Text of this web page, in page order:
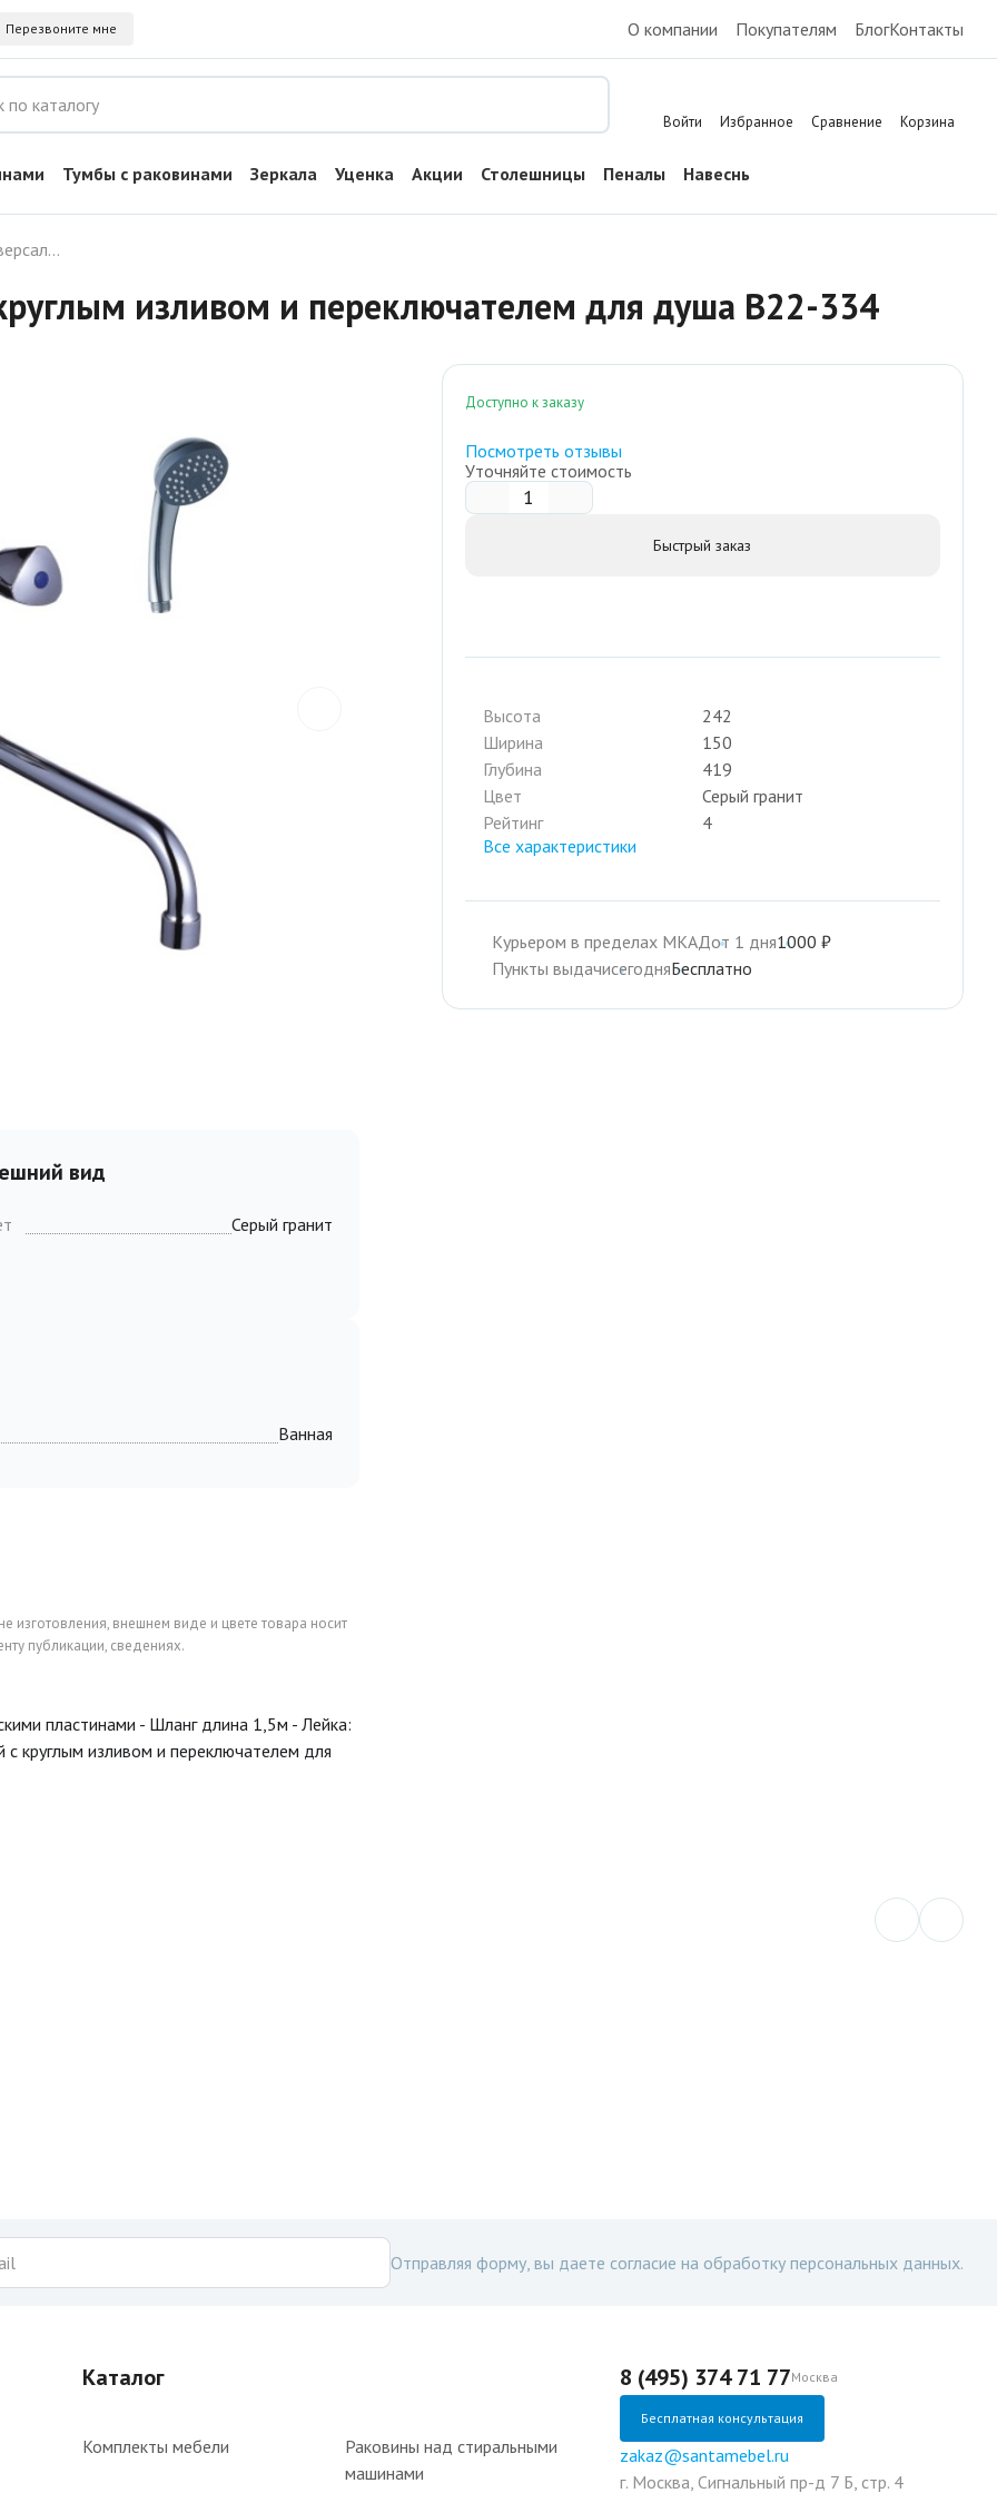
Перезвоните мне О компании Покупателям БлогКонтакты
Войти
Избранное Сравнение Корзина
Тумбы с раковинами Зеркала Уценка Акции Столешницы Пеналы Навесные шкафы
Смеситель универсальный с круглым изливом и переключателем для душа B22-334
изливом и переключателем для душа B22-334
вид
Серый гранит
Ванная
изготовления, внешнем виде и цвете товара носит
публикации, сведениях.
пластинами - Шланг длина 1,5м - Лейка:
круглым изливом и переключателем для
Доступно к заказу
Посмотреть отзывы
Уточняйте стоимость
Быстрый заказ
Высота
242
Ширина
150
Глубина
419
Цвет
Серый гранит
Рейтинг
4
Все характеристики
Курьером в пределах МКАДот 1 дня1000 ₽
Пункты выдачисегодняБесплатно
Отправляя форму, вы даете согласие на обработку персональных данных.
Каталог
Комплекты мебели
Раковины над стиральными
машинами
8 (495) 374 71 77Москва
Бесплатная консультация
zakaz@santamebel.ru
г. Москва, Сигнальный пр-д 7 Б, стр. 4